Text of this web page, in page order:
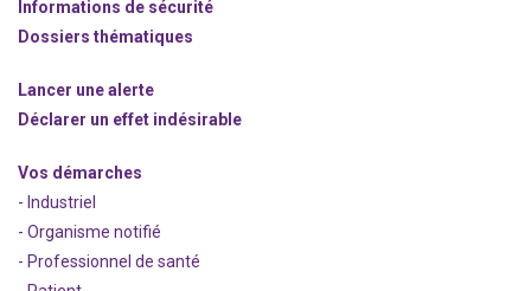
Informations de sécurité
Dossiers thématiques
Lancer une alerte
Déclarer un effet indésirable
Vos démarches
- Industriel
- Organisme notifié
- Professionnel de santé